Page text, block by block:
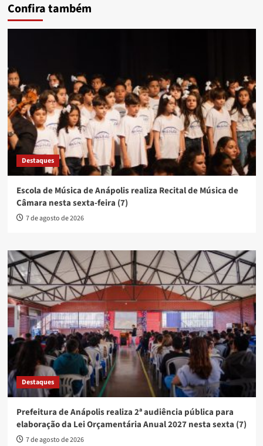
Confira também
Destaques
Escola de Música de Anápolis realiza Recital de Música de
Câmara nesta sexta-feira (7)
7 de agosto de 2026
Destaques
Prefeitura de Anápolis realiza 2ª audiência pública para
elaboração da Lei Orçamentária Anual 2027 nesta sexta (7)
7 de agosto de 2026